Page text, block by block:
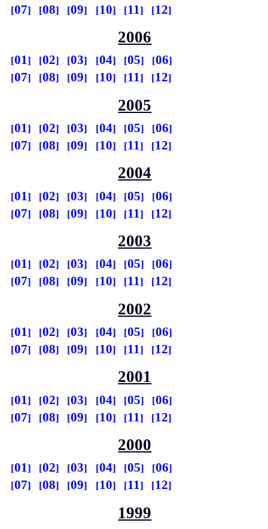
07
08 09 10 11 12
2006
01 02 03 04 05
06
07
08 09 10 11 12
2005
01 02 03 04 05
06
07
08 09 10 11 12
2004
01 02 03 04 05
06
07
08 09 10 11 12
2003
01 02 03 04 05
06
07
08 09 10 11 12
2002
01 02 03 04 05
06
07
08 09 10 11 12
2001
01 02 03 04 05
06
07
08 09 10 11 12
2000
01 02 03 04 05
06
07
08 09 10 11 12
1999